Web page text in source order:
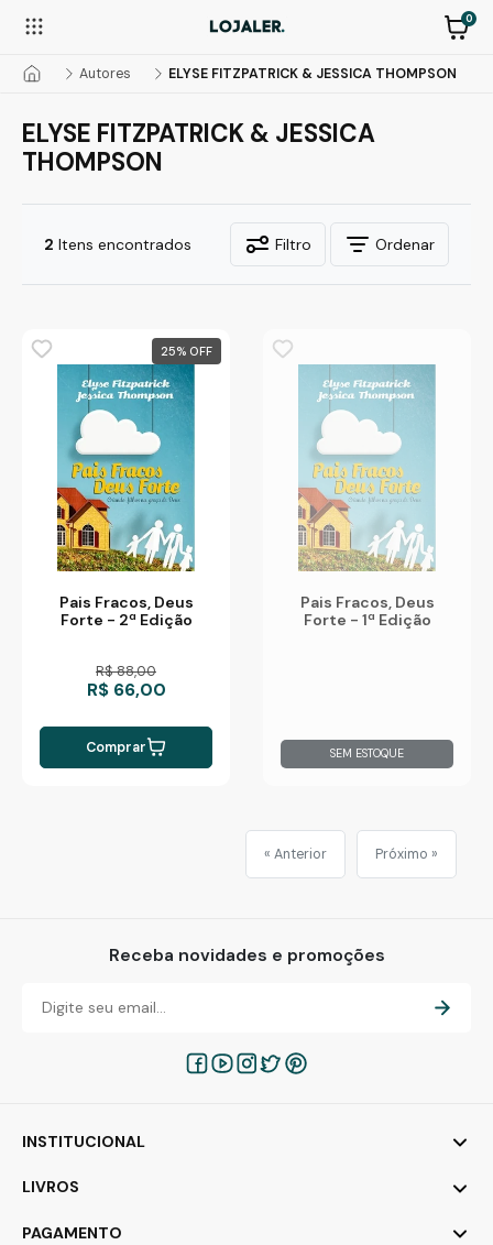
0
Autores ELYSE FITZPATRICK & JESSICA THOMPSON
ELYSE FITZPATRICK & JESSICA
THOMPSON
2 Itens encontrados Filtro Ordenar
25%
Pais Fracos, Deus
Forte - 2ª Edição
R$ 88,00
R$ 66,00
Comprar
Pais Fracos, Deus
Forte - 1ª Edição
SEM ESTOQUE
« Anterior Próximo »
Receba novidades e promoções
INSTITUCIONAL
LIVROS
PAGAMENTO